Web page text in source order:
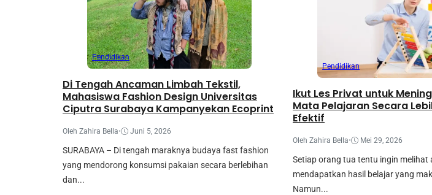
Pendidikan
Di Tengah Ancaman Limbah Tekstil,
Mahasiswa Fashion Design Universitas
Ciputra Surabaya Kampanyekan Ecoprint
Oleh Zahira Bella• Juni 5, 2026
SURABAYA – Di tengah maraknya budaya fast fashion
yang mendorong konsumsi pakaian secara berlebihan
dan...
Pendidikan
Ikut Les Privat untuk
Mata Pelajaran Secara
Efektif
Oleh Zahira Bella• Mei 29, 2026
Setiap orang tua tentu ingin melihat
mendapatkan hasil belajar yang
Namun...